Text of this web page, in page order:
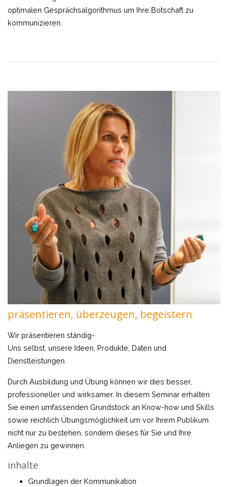
optimalen Gesprächsalgorithmus um Ihre Botschaft zu
kommunizieren.
präsentieren, überzeugen, begeistern
Wir präsentieren ständig-
Uns selbst, unsere Ideen, Produkte, Daten und
Dienstleistungen.
Durch Ausbildung und Übung können wir dies besser,
professioneller und wirksamer. In diesem Seminar erhalten
Sie einen umfassenden Grundstock an Know-how und Skills
sowie reichlich Übungsmöglichkeit um vor Ihrem Publikum
nicht nur zu bestehen, sondern dieses für Sie und Ihre
Anliegen zu gewinnen.
inhalte
Grundlagen der Kommunikation